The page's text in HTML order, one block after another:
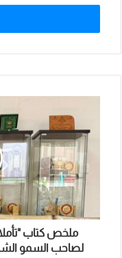
خ
ب
د
ن
ملخص كتاب
لصاحب السمو